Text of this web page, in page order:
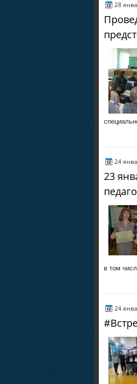
28
24
23
в том
24